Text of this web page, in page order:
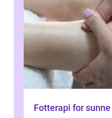
Fotterapi for